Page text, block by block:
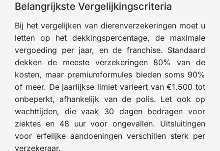
Belangrijkste Vergelijkingscriteria
Bij het vergelijken van dierenverzekeringen moet u
letten op het dekkingspercentage, de maximale
vergoeding per jaar, en de franchise. Standaard
dekken de meeste verzekeringen 80% van de
kosten, maar premiumformules bieden soms 90%
of meer. De jaarlijkse limiet varieert van €1.500 tot
onbeperkt, afhankelijk van de polis. Let ook op
wachttijden, die vaak 30 dagen bedragen voor
ziektes en 48 uur voor ongevallen. Uitsluitingen
voor erfelijke aandoeningen verschillen sterk per
verzekeraar.